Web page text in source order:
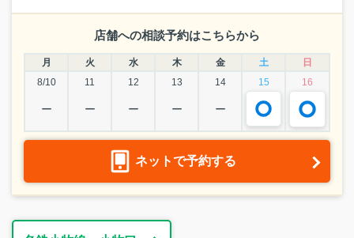
店舗への相談予約はこちらから
月 火 水 木 金 土
日
8/10
11 12 13 14 15 16
ー ー ー ー ー
ネットで予約する